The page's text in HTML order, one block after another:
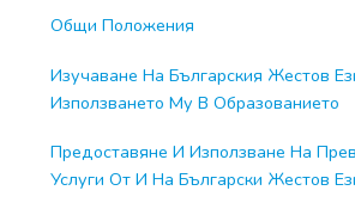
Общи Положения
Изучаване На Българския Жестов
Използването Му В Образованието
Предоставяне И Използване На
Услуги От И На Български Жестов